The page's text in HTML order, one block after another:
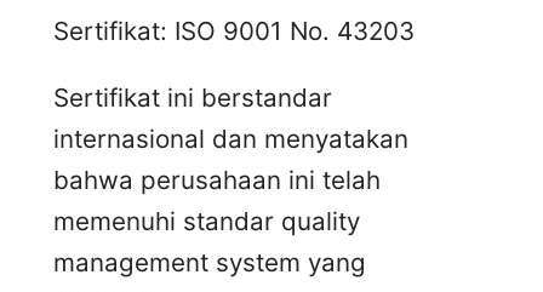
Sertifikat: ISO 9001 No. 43203
Sertifikat ini berstandar
internasional dan menyatakan
bahwa perusahaan ini telah
memenuhi standar quality
management system yang